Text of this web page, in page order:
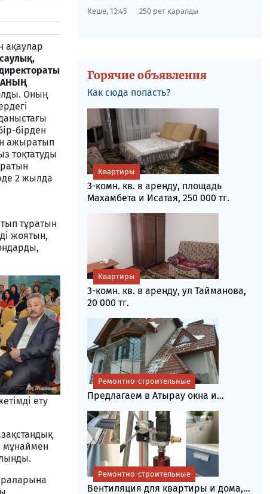
ақаулар
Оның
бірден
ажыратып
тоқтатуды
2 жылда
тұратын
жоятын,
ету
мұнаймен
Кеше, 13:45 250 рет қаралды
Горячие объявления
Как сюда попасть?
3-комн. кв. в аренду, площадь
Махамбета и Исатая, 250 000 тг.
Квартиры
3-комн. кв. в аренду, ул Тайманова,
20 000 тг.
Квартиры
Предлагаем в Атырау окна и...
Ремонтно-строительные
Вентиляция для квартиры и дома,...
Ремонтно-строительные